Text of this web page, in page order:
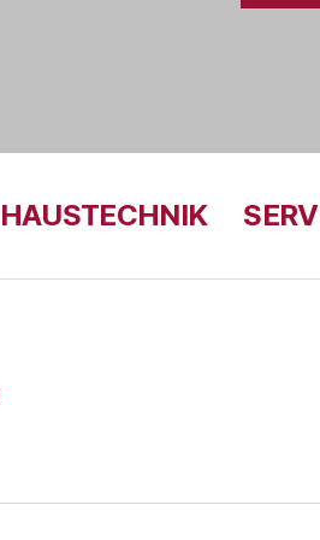
HAUSTECHNIK